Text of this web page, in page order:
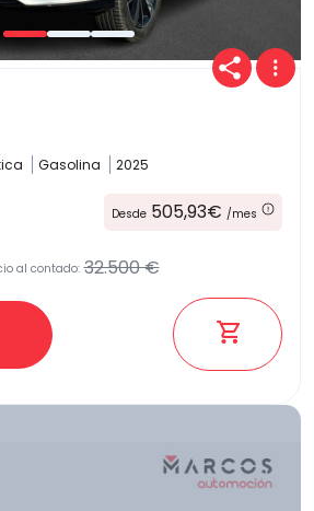
Gasolina 2025
Desde 505,93€ /mes
al contado: 32.500 €